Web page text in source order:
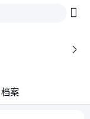

档案